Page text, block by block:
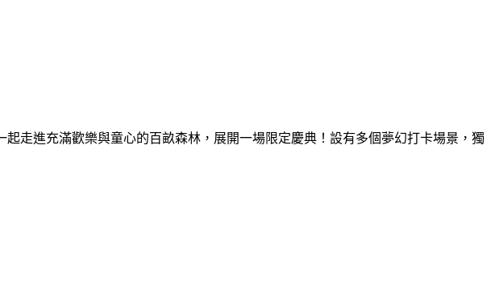
走進充滿歡樂與童心的百畝森林，展開一場限定慶典！設有多個夢幻打卡場景，獨